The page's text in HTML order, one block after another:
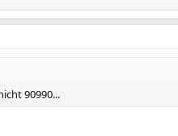
90990...